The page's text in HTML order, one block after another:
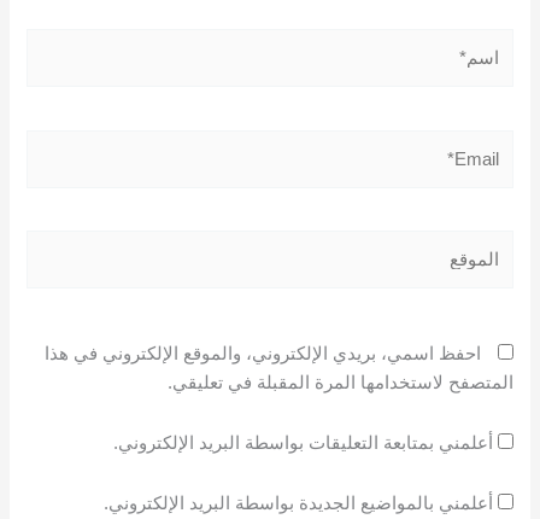
احفظ اسمي، بريدي الإلكتروني، والموقع الإلكتروني في هذا
المتصفح لاستخدامها المرة المقبلة في تعليقي.
أعلمني بمتابعة التعليقات بواسطة البريد الإلكتروني.
أعلمني بالمواضيع الجديدة بواسطة البريد الإلكتروني.